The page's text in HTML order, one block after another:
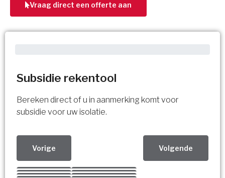
Subsidie rekentool
Bereken direct of u in aanmerking komt voor
subsidie voor uw isolatie.
Vorige Volgende
Vraag direct een offerte aan